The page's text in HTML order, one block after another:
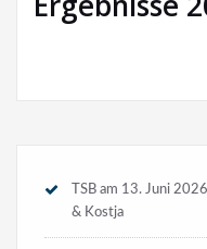
TSB am 13. Juni
& Kostja